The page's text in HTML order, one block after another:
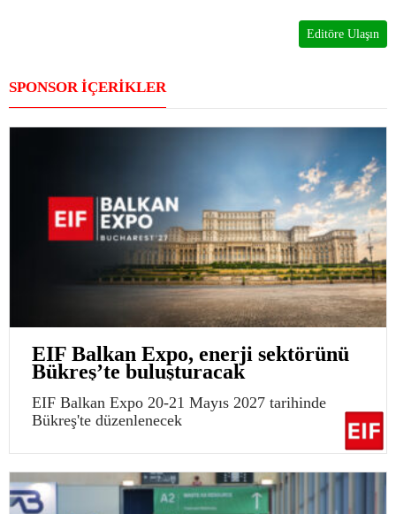
Editöre Ulaşın
SPONSOR İÇERİKLER
EIF Balkan Expo, enerji sektörünü
Bükreş’te buluşturacak
EIF Balkan Expo 20-21 Mayıs 2027 tarihinde
Bükreş'te düzenlenecek